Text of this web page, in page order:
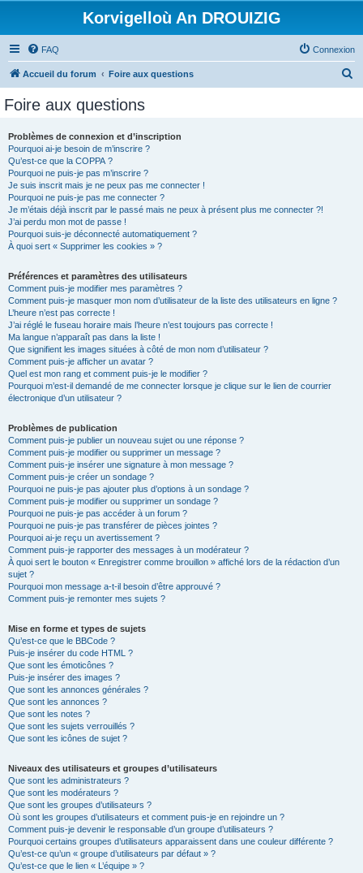
Korvigelloù An DROUIZIG
FAQ Connexion
Accueil du forum Foire aux questions
Foire aux questions
Problèmes de connexion et d’inscription
Pourquoi ai-je besoin de m’inscrire ?
Qu’est-ce que la COPPA ?
Pourquoi ne puis-je pas m’inscrire ?
Je suis inscrit mais je ne peux pas me connecter !
Pourquoi ne puis-je pas me connecter ?
Je m’étais déjà inscrit par le passé mais ne peux à présent plus me connecter ?!
J’ai perdu mon mot de passe !
Pourquoi suis-je déconnecté automatiquement ?
À quoi sert « Supprimer les cookies » ?
Préférences et paramètres des utilisateurs
Comment puis-je modifier mes paramètres ?
Comment puis-je masquer mon nom d’utilisateur de la liste des utilisateurs en ligne ?
L’heure n’est pas correcte !
J’ai réglé le fuseau horaire mais l’heure n’est toujours pas correcte !
Ma langue n’apparaît pas dans la liste !
Que signifient les images situées à côté de mon nom d’utilisateur ?
Comment puis-je afficher un avatar ?
Quel est mon rang et comment puis-je le modifier ?
Pourquoi m’est-il demandé de me connecter lorsque je clique sur le lien de courrier
électronique d’un utilisateur ?
Problèmes de publication
Comment puis-je publier un nouveau sujet ou une réponse ?
Comment puis-je modifier ou supprimer un message ?
Comment puis-je insérer une signature à mon message ?
Comment puis-je créer un sondage ?
Pourquoi ne puis-je pas ajouter plus d’options à un sondage ?
Comment puis-je modifier ou supprimer un sondage ?
Pourquoi ne puis-je pas accéder à un forum ?
Pourquoi ne puis-je pas transférer de pièces jointes ?
Pourquoi ai-je reçu un avertissement ?
Comment puis-je rapporter des messages à un modérateur ?
À quoi sert le bouton « Enregistrer comme brouillon » affiché lors de la rédaction d’un
sujet ?
Pourquoi mon message a-t-il besoin d’être approuvé ?
Comment puis-je remonter mes sujets ?
Mise en forme et types de sujets
Qu’est-ce que le BBCode ?
Puis-je insérer du code HTML ?
Que sont les émoticônes ?
Puis-je insérer des images ?
Que sont les annonces générales ?
Que sont les annonces ?
Que sont les notes ?
Que sont les sujets verrouillés ?
Que sont les icônes de sujet ?
Niveaux des utilisateurs et groupes d’utilisateurs
Que sont les administrateurs ?
Que sont les modérateurs ?
Que sont les groupes d’utilisateurs ?
Où sont les groupes d’utilisateurs et comment puis-je en rejoindre un ?
Comment puis-je devenir le responsable d’un groupe d’utilisateurs ?
Pourquoi certains groupes d’utilisateurs apparaissent dans une couleur différente ?
Qu’est-ce qu’un « groupe d’utilisateurs par défaut » ?
Qu’est-ce que le lien « L’équipe » ?